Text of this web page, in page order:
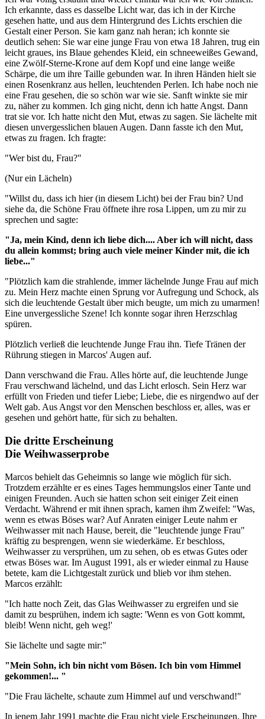
Ich erkannte, dass es dasselbe Licht war, das ich in der Kirche
gesehen hatte, und aus dem Hintergrund des Lichts erschien die
Gestalt einer Person. Sie kam ganz nah heran; ich konnte sie
deutlich sehen: Sie war eine junge Frau von etwa 18 Jahren, trug ein
leicht graues, ins Blaue gehendes Kleid, ein schneeweißes Gewand,
eine Zwölf-Sterne-Krone auf dem Kopf und eine lange weiße
Schärpe, die um ihre Taille gebunden war. In ihren Händen hielt sie
einen Rosenkranz aus hellen, leuchtenden Perlen. Ich habe noch nie
eine Frau gesehen, die so schön war wie sie. Sanft winkte sie mir
zu, näher zu kommen. Ich ging nicht, denn ich hatte Angst. Dann
trat sie vor. Ich hatte nicht den Mut, etwas zu sagen. Sie lächelte mit
diesen unvergesslichen blauen Augen. Dann fasste ich den Mut,
etwas zu fragen. Ich fragte:
"Wer bist du, Frau?"
(Nur ein Lächeln)
"Willst du, dass ich hier (in diesem Licht) bei der Frau bin? Und
siehe da, die Schöne Frau öffnete ihre rosa Lippen, um zu mir zu
sprechen und sagte:
"Ja, mein Kind, denn ich liebe dich.... Aber ich will nicht, dass
du allein kommst; bring auch viele meiner Kinder mit, die ich
liebe..."
"Plötzlich kam die strahlende, immer lächelnde Junge Frau auf mich
zu. Mein Herz machte einen Sprung vor Aufregung und Schock, als
sich die leuchtende Gestalt über mich beugte, um mich zu umarmen!
Eine unvergessliche Szene! Ich konnte sogar ihren Herzschlag
spüren.
Plötzlich verließ die leuchtende Junge Frau ihn. Tiefe Tränen der
Rührung stiegen in Marcos' Augen auf.
Dann verschwand die Frau. Alles hörte auf, die leuchtende Junge
Frau verschwand lächelnd, und das Licht erlosch. Sein Herz war
erfüllt von Frieden und tiefer Liebe; Liebe, die es nirgendwo auf der
Welt gab. Aus Angst vor den Menschen beschloss er, alles, was er
gesehen und gehört hatte, für sich zu behalten.
Die dritte Erscheinung
Die Weihwasserprobe
Marcos behielt das Geheimnis so lange wie möglich für sich.
Trotzdem erzählte er es eines Tages hemmungslos einer Tante und
einigen Freunden. Auch sie hatten schon seit einiger Zeit einen
Verdacht. Während er mit ihnen sprach, kamen ihm Zweifel: "Was,
wenn es etwas Böses war? Auf Anraten einiger Leute nahm er
Weihwasser mit nach Hause, bereit, die "leuchtende junge Frau"
kräftig zu besprengen, wenn sie wiederkäme. Er beschloss,
Weihwasser zu versprühen, um zu sehen, ob es etwas Gutes oder
etwas Böses war. Im August 1991, als er wieder einmal zu Hause
betete, kam die Lichtgestalt zurück und blieb vor ihm stehen.
Marcos erzählt:
"Ich hatte noch Zeit, das Glas Weihwasser zu ergreifen und sie
damit zu besprühen, indem ich sagte: 'Wenn es von Gott kommt,
bleib! Wenn nicht, geh weg!'
Sie lächelte und sagte mir:"
"Mein Sohn, ich bin nicht vom Bösen. Ich bin vom Himmel
gekommen!... "
"Die Frau lächelte, schaute zum Himmel auf und verschwand!"
In jenem Jahr 1991 machte die Frau nicht viele Erscheinungen. Ihre